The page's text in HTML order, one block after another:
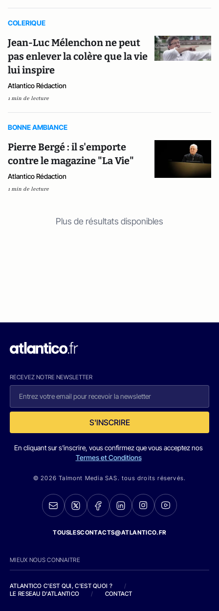
COLERIQUE
Jean-Luc Mélenchon ne peut
pas enlever la colère que la vie
lui inspire
Atlantico Rédaction
1 min de lecture
BONNE AMBIANCE
Pierre Bergé : il s'emporte
contre le magazine "La Vie"
Atlantico Rédaction
1 min de lecture
Plus de résultats disponibles
RECEVEZ NOTRE NEWSLETTER
S'INSCRIRE
En cliquant sur s'inscrire, vous confirmez que vous acceptez nos
Termes et Conditions
© 2026 Talmont Media SAS. tous droits réservés.
TOUSLESCONTACTS@ATLANTICO.FR
MIEUX NOUS CONNAITRE
ATLANTICO C'EST QUI, C'EST QUOI ?
/
LE RESEAU D'ATLANTICO
/ CONTACT